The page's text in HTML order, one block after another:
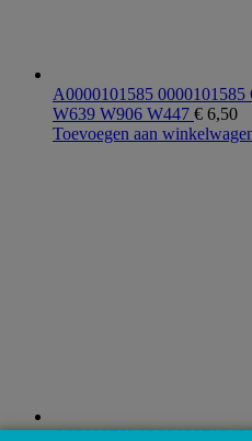
A0000101585
W639 W906 W447 € 6,50
Toevoegen aan
A2309970346